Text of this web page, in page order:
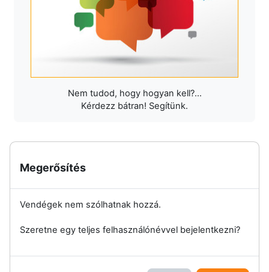
Nem tudod, hogy hogyan kell?...
Kérdezz bátran! Segítünk.
Megerősítés
Vendégek nem szólhatnak hozzá.
Szeretne egy teljes felhasználónévvel bejelentkezni?